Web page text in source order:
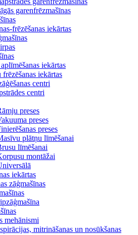
garenfrēzmašīnas
frēzēšanas iekārtas
iekārtas
frēzēšanas iekārtas
centri
centri
preses
preses
preses
plātņu līmēšanai
līmēšanai
montāžai
iekārtas
zāģmašīnas
mehānismi
mitrināšanas un nosūkšanas